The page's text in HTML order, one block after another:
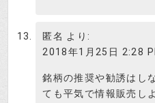
匿名 より:
2018年1月25日 2:28
銘柄の推奨や勧誘はし
ても平気で情報販売し